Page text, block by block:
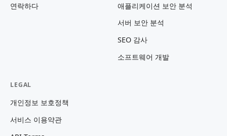
연락하다
애플리케이션 보안 분석
서버 보안 분석
SEO 감사
소프트웨어 개발
LEGAL
개인정보 보호정책
서비스 이용약관